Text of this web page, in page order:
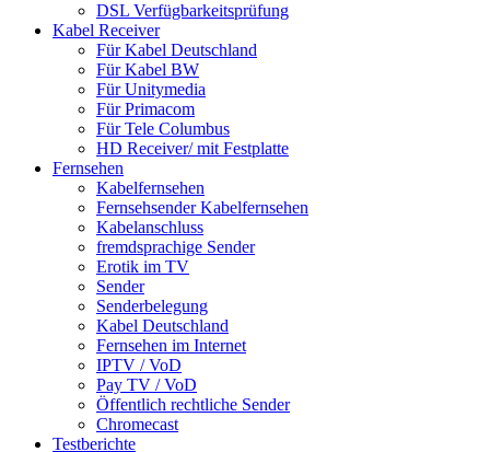
DSL Verfügbarkeitsprüfung
Kabel Receiver
Für Kabel Deutschland
Für Kabel BW
Für Unitymedia
Für Primacom
Für Tele Columbus
HD Receiver/ mit Festplatte
Fernsehen
Kabelfernsehen
Fernsehsender Kabelfernsehen
Kabelanschluss
fremdsprachige Sender
Erotik im TV
Sender
Senderbelegung
Kabel Deutschland
Fernsehen im Internet
IPTV / VoD
Pay TV / VoD
Öffentlich rechtliche Sender
Chromecast
Testberichte